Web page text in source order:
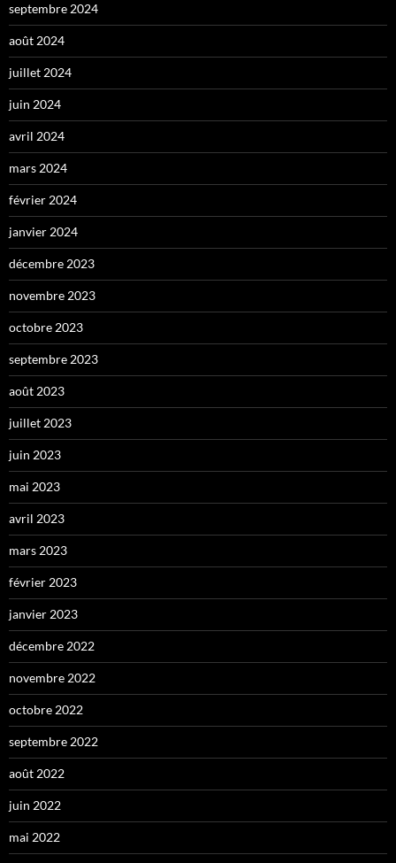
septembre 2024
août 2024
juillet 2024
juin 2024
avril 2024
mars 2024
février 2024
janvier 2024
décembre 2023
novembre 2023
octobre 2023
septembre 2023
août 2023
juillet 2023
juin 2023
mai 2023
avril 2023
mars 2023
février 2023
janvier 2023
décembre 2022
novembre 2022
octobre 2022
septembre 2022
août 2022
juin 2022
mai 2022